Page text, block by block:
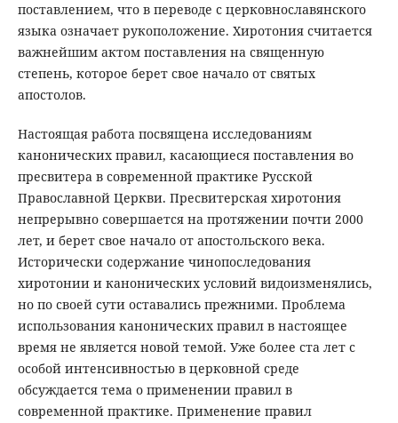
поставлением, что в переводе с церковнославянского
языка означает рукоположение. Хиротония считается
важнейшим актом поставления на священную
степень, которое берет свое начало от святых
апостолов.
Настоящая работа посвящена исследованиям
канонических правил, касающиеся поставления во
пресвитера в современной практике Русской
Православной Церкви. Пресвитерская хиротония
непрерывно совершается на протяжении почти 2000
лет, и берет свое начало от апостольского века.
Исторически содержание чинопоследования
хиротонии и канонических условий видоизменялись,
но по своей сути оставались прежними. Проблема
использования канонических правил в настоящее
время не является новой темой. Уже более ста лет с
особой интенсивностью в церковной среде
обсуждается тема о применении правил в
современной практике. Применение правил